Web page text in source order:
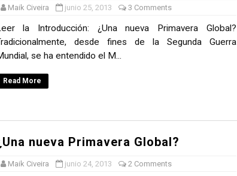
del siglo XXI
Maik Civeira junio 25, 2013 3 Comments
la Introducción: ¿Una nueva Primavera Global?
desde fines de la Segunda Guerra
se ha entendido el M...
Read More
nueva Primavera Global?
Maik Civeira junio 24, 2013 2 Comments